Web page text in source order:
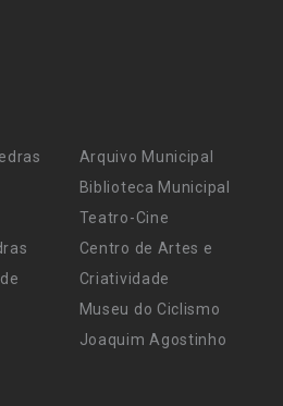
Arquivo Municipal
Biblioteca Municipal
Teatro-Cine
Centro de Artes e
Criatividade
Museu do Ciclismo
Joaquim Agostinho